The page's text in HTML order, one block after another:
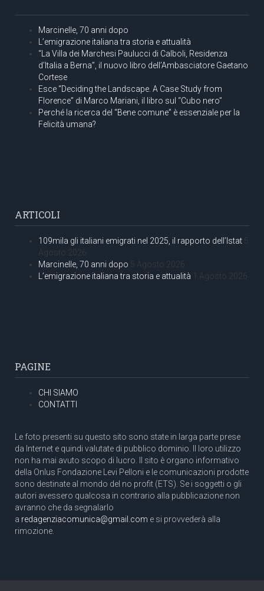
Marcinelle, 70 anni dopo
L’emigrazione italiana tra storia e attualità
“La Villa dei Marchesi Paulucci di Calboli, Residenza
d’Italia a Berna”, il nuovo libro dell’Ambasciatore Gaetano
Cortese
Esce “Deciding the Landscape. A Case Study from
Florence” di Marco Mariani, il libro sul “Cubo nero”
Perché la ricerca del “Bene comune” è essenziale per la
Felicità umana?
ARTICOLI
109mila gli italiani emigrati nel 2025, il rapporto dell’Istat 5
Agosto 2026
Marcinelle, 70 anni dopo 5 Agosto 2026
L’emigrazione italiana tra storia e attualità 1 Agosto 2026
PAGINE
CHI SIAMO
CONTATTI
Le foto presenti su questo sito sono state in larga parte prese
da Internet e quindi valutate di pubblico dominio. Il loro utilizzo
non ha mai avuto scopo di lucro. Il sito è organo informativo
della Onlus Fondazione Levi Pelloni e le comunicazioni prodotte
sono destinate al mondo del no profit (ETS). Se i soggetti o gli
autori avessero qualcosa in contrario alla pubblicazione non
avranno che da segnalarlo
a redagenziacomunica@gmail.com e si provvederà alla
rimozione.